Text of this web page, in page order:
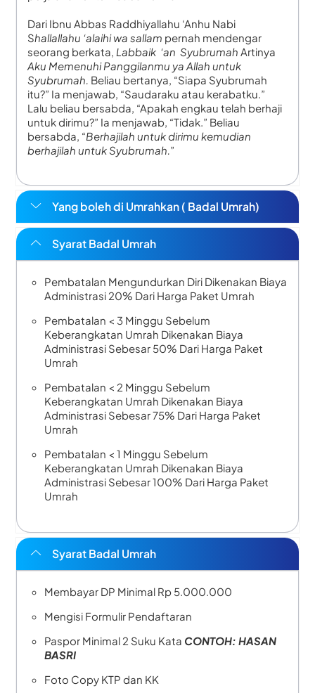
Dari Ibnu Abbas Raddhiyallahu ‘Anhu Nabi
Shallallahu ‘alaihi wa sallam pernah mendengar
seorang berkata, Labbaik ‘an Syubrumah Artinya
Aku Memenuhi Panggilanmu ya Allah untuk
Syubrumah. Beliau bertanya, “Siapa Syubrumah
itu?” Ia menjawab, “Saudaraku atau kerabatku.”
Lalu beliau bersabda, “Apakah engkau telah berhaji
untuk dirimu?” Ia menjawab, “Tidak.” Beliau
bersabda, “Berhajilah untuk dirimu kemudian
berhajilah untuk Syubrumah.”
Yang boleh di Umrahkan ( Badal Umrah)
Syarat Badal Umrah
Pembatalan Mengundurkan Diri Dikenakan Biaya
Administrasi 20% Dari Harga Paket Umrah
Pembatalan < 3 Minggu Sebelum
Keberangkatan Umrah Dikenakan Biaya
Administrasi Sebesar 50% Dari Harga Paket
Umrah
Pembatalan < 2 Minggu Sebelum
Keberangkatan Umrah Dikenakan Biaya
Administrasi Sebesar 75% Dari Harga Paket
Umrah
Pembatalan < 1 Minggu Sebelum
Keberangkatan Umrah Dikenakan Biaya
Administrasi Sebesar 100% Dari Harga Paket
Umrah
Syarat Badal Umrah
Membayar DP Minimal Rp 5.000.000
Mengisi Formulir Pendaftaran
Paspor Minimal 2 Suku Kata CONTOH: HASAN
BASRI
Foto Copy KTP dan KK